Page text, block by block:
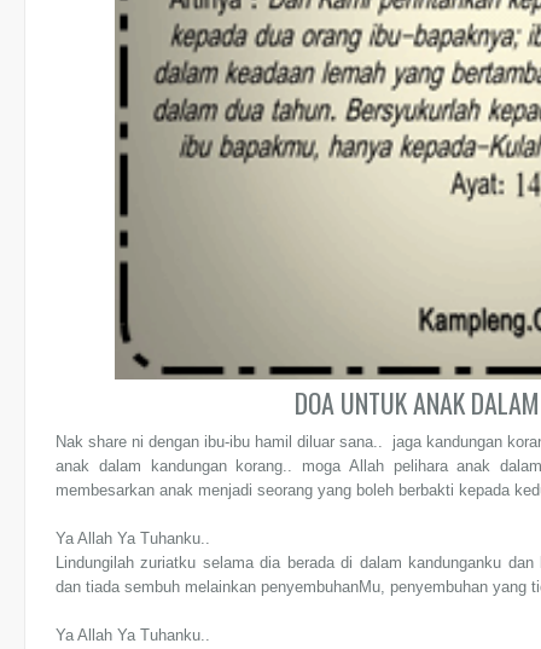
DOA UNTUK ANAK
Nak share ni dengan ibu-ibu hamil diluar sana.. jaga kandungan
anak dalam kandungan korang.. moga Allah pelihara anak
membesarkan anak menjadi seorang yang boleh berbakti kepada
Ya Allah Ya Tuhanku..
Lindungilah zuriatku selama dia berada di dalam kandunganku
dan tiada sembuh melainkan penyembuhanMu, penyembuhan yang
Ya Allah Ya Tuhanku..